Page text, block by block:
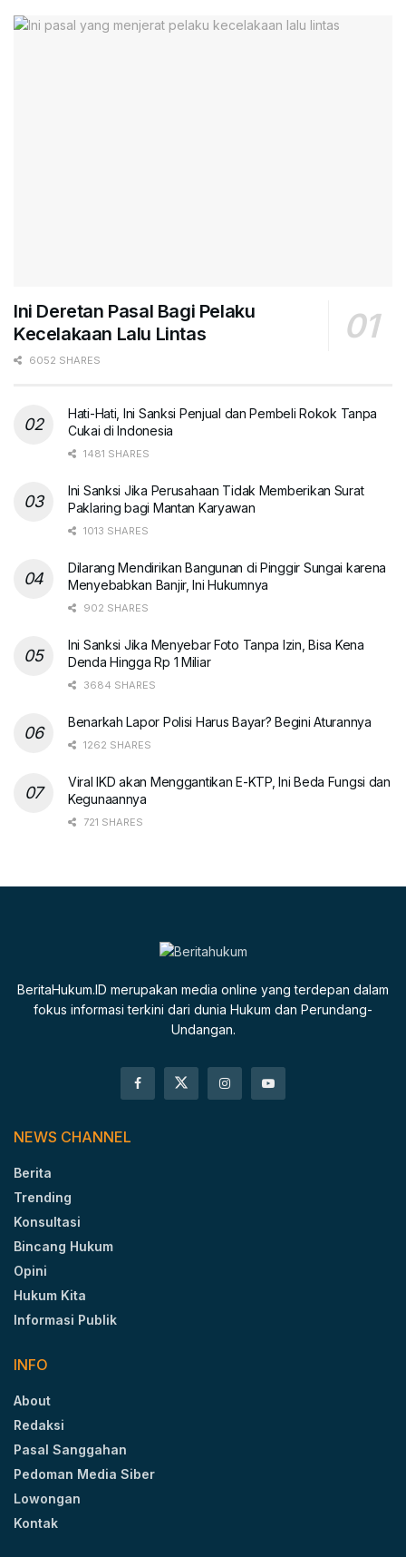
Ini Deretan Pasal Bagi Pelaku
Kecelakaan Lalu Lintas
6052 SHARES
Hati-Hati, Ini Sanksi Penjual dan Pembeli Rokok Tanpa
Cukai di Indonesia
1481 SHARES
Ini Sanksi Jika Perusahaan Tidak Memberikan Surat
Paklaring bagi Mantan Karyawan
1013 SHARES
Dilarang Mendirikan Bangunan di Pinggir Sungai karena
Menyebabkan Banjir, Ini Hukumnya
902 SHARES
Ini Sanksi Jika Menyebar Foto Tanpa Izin, Bisa Kena
Denda Hingga Rp 1 Miliar
3684 SHARES
Benarkah Lapor Polisi Harus Bayar? Begini Aturannya
1262 SHARES
Viral IKD akan Menggantikan E-KTP, Ini Beda Fungsi dan
Kegunaannya
721 SHARES
BeritaHukum.ID merupakan media online yang terdepan dalam
fokus informasi terkini dari dunia Hukum dan Perundang-
Undangan.
NEWS CHANNEL
Berita
Trending
Konsultasi
Bincang Hukum
Opini
Hukum Kita
Informasi Publik
INFO
About
Redaksi
Pasal Sanggahan
Pedoman Media Siber
Lowongan
Kontak